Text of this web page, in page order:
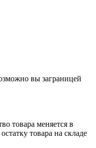
вы заграницей
товара меняется в
товара на складе